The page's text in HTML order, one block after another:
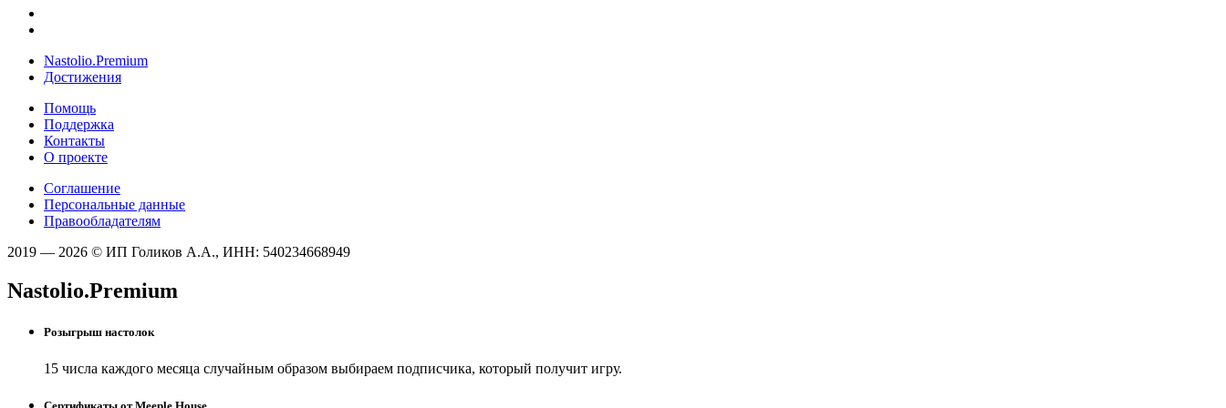
Nastolio.Premium
Достижения
Помощь
Поддержка
Контакты
О проекте
Соглашение
Персональные данные
Правообладателям
2019 — 2026 © ИП Голиков А.А., ИНН: 540234668949
Nastolio.Premium
Розыгрыш настолок
15 числа каждого месяца случайным образом выбираем подписчика, который получит игру.